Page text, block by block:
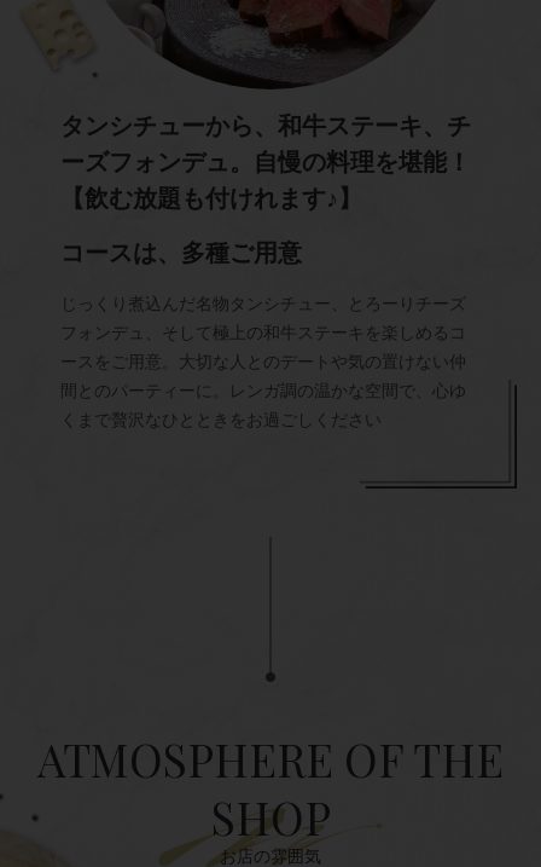
タンシチューから、和牛ステーキ、チ
ーズフォンデュ。自慢の料理を堪能！
【飲む放題も付けれます♪】
コースは、多種ご用意
じっくり煮込んだ名物タンシチュー、とろーりチーズ
フォンデュ、そして極上の和牛ステーキを楽しめるコ
ースをご用意。大切な人とのデートや気の置けない仲
間とのパーティーに。レンガ調の温かな空間で、心ゆ
くまで贅沢なひとときをお過ごしください
ATMOSPHERE OF THE
SHOP
お店の雰囲気